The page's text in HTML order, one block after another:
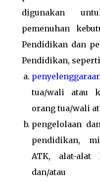
digunakan
pemenuhan
Pendidikan dan
Pendidikan,
tua/wali atau
orang tua/wali
pengelolaan
pendidikan,
ATK, alat-alat
dan/atau